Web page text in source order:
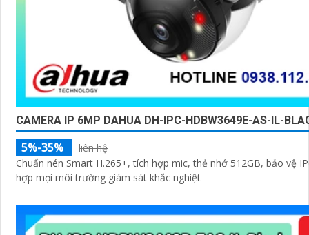
CAMERA IP 6MP DAHUA DH-IPC-HDBW3649E-AS-IL-
5%-35%
liên hệ
Chuẩn nén Smart H.265+, tích hợp mic, thẻ nhớ 512GB, bảo vệ
hợp mọi môi trường giám sát khắc nghiệt